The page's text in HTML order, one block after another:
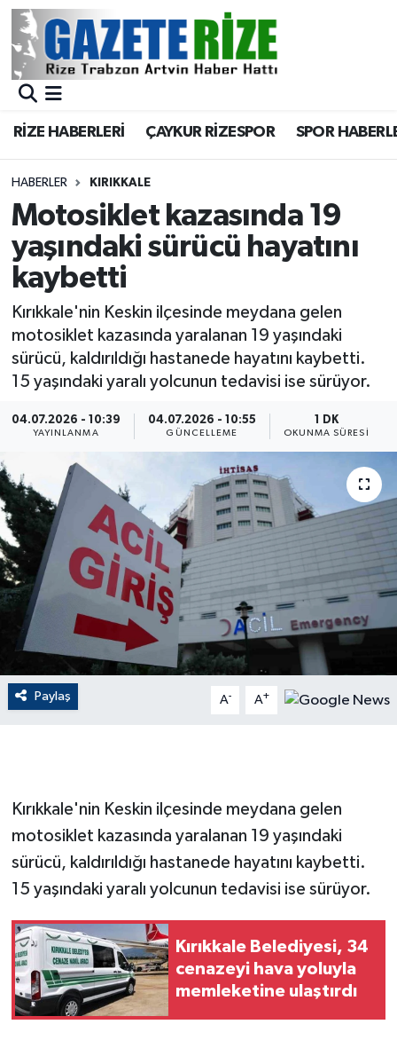
RİZE HABERLERİ ÇAYKUR RİZESPOR SPOR
HABERLER KIRIKKALE
Motosiklet kazasında 19
yaşındaki sürücü hayatını
kaybetti
Kırıkkale'nin Keskin ilçesinde meydana gelen
motosiklet kazasında yaralanan 19 yaşındaki
sürücü, kaldırıldığı hastanede hayatını kaybetti.
15 yaşındaki yaralı yolcunun tedavisi ise sürüyor.
04.07.2026 - 10:39
YAYINLANMA
04.07.2026 - 10:55
GÜNCELLEME
1 DK
OKUNMA SÜRESI
Paylaş A- A+
Kırıkkale'nin Keskin ilçesinde meydana gelen
motosiklet kazasında yaralanan 19 yaşındaki
sürücü, kaldırıldığı hastanede hayatını kaybetti.
15 yaşındaki yaralı yolcunun tedavisi ise sürüyor.
Kırıkkale Belediyesi, 34
cenazeyi hava yoluyla
memleketine ulaştırdı
BÖLGEMİZ
Asayiş
Rize Jandarma Komutanlığı
Bilim Teknoloji
Bölge
Advertising news
Canlı Maç
ÇEVRE
Dış Haberler
Dünya
EĞİTİM
EKONOMİ
English News
Finans
GENEL
GÜNDEM
Güvenlik
HABERDE İNSAN
İNSAN
Merkez Nöbetçi Eczaneler
Merkez Trafik Yoğunluk Haritası
Süper Lig Puan Durumu ve Fikstür
Tüm Manşetler
Son Dakika Haberleri
Haber Arşivi